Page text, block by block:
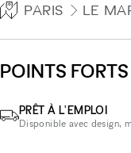
PARIS LE
POINTS FORTS
PRÊT À L'EMPLOI
Disponible avec design,